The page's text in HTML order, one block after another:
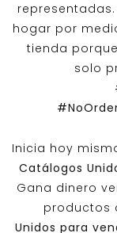
hogar por
tienda
solo
Inicia hoy
Catálogos
Gana dinero
productos
Unidos para